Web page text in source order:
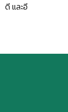
ดี และอี